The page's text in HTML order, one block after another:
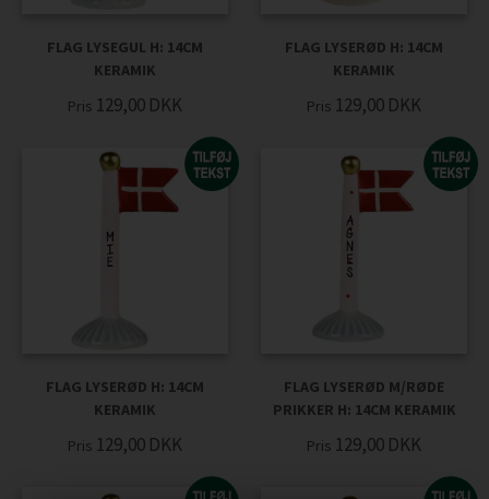
FLAG LYSEGUL H: 14CM
KERAMIK
Pris 129,00 DKK
FLAG LYSERØD H: 14CM
KERAMIK
Pris 129,00 DKK
FLAG LYSERØD H: 14CM
KERAMIK
Pris 129,00 DKK
FLAG LYSERØD M/RØDE
PRIKKER H: 14CM KERAMIK
Pris 129,00 DKK